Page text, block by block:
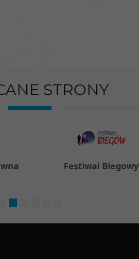
STRONY
Festiwal Biegowy